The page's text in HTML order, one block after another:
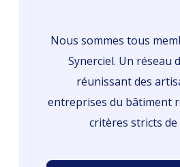
Nous sommes tous
Synerciel. Un réseau
réunissant des
entreprises du bâtiment
critères stricts de